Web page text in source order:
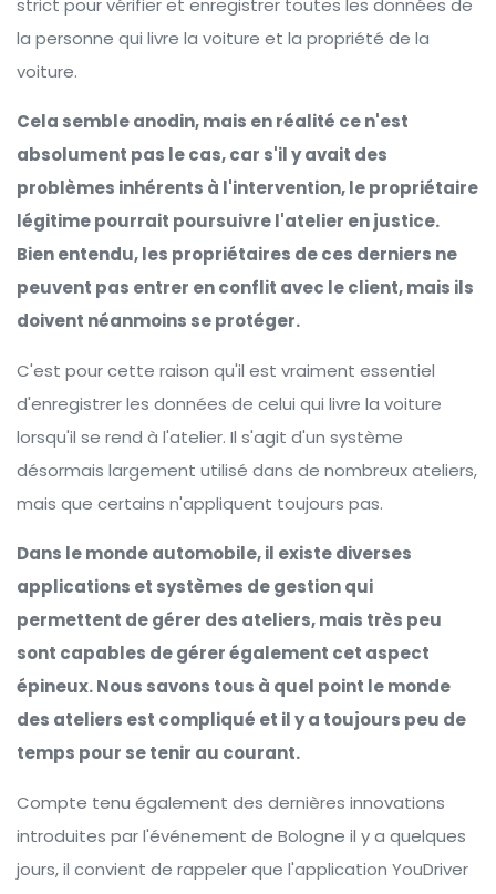
strict pour vérifier et enregistrer toutes les données de
la personne qui livre la voiture et la propriété de la
voiture.
Cela semble anodin, mais en réalité ce n'est
absolument pas le cas, car s'il y avait des
problèmes inhérents à l'intervention, le propriétaire
légitime pourrait poursuivre l'atelier en justice.
Bien entendu, les propriétaires de ces derniers ne
peuvent pas entrer en conflit avec le client, mais ils
doivent néanmoins se protéger.
C'est pour cette raison qu'il est vraiment essentiel
d'enregistrer les données de celui qui livre la voiture
lorsqu'il se rend à l'atelier. Il s'agit d'un système
désormais largement utilisé dans de nombreux ateliers,
mais que certains n'appliquent toujours pas.
Dans le monde automobile, il existe diverses
applications et systèmes de gestion qui
permettent de gérer des ateliers, mais très peu
sont capables de gérer également cet aspect
épineux. Nous savons tous à quel point le monde
des ateliers est compliqué et il y a toujours peu de
temps pour se tenir au courant.
Compte tenu également des dernières innovations
introduites par l'événement de Bologne il y a quelques
jours, il convient de rappeler que l'application YouDriver